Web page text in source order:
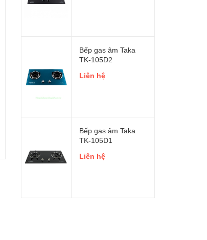
Bếp gas âm Taka
TK-105D2
Liên hệ
Bếp gas âm Taka
TK-105D1
Liên hệ